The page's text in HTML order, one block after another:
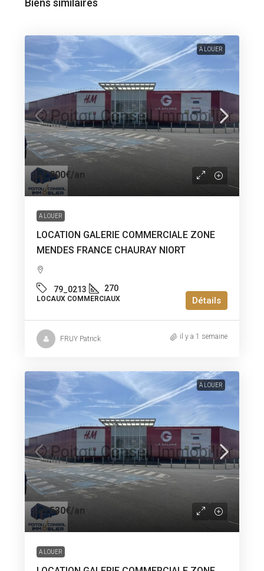
Biens similaires
A LOUER
37 800€/an
A LOUER
LOCATION GALERIE COMMERCIALE ZONE
MENDES FRANCE CHAURAY NIORT
79_0213 270
LOCAUX COMMERCIAUX Détails
FRUY Patrick il y a 1 semaine
A LOUER
39 530€/an
A LOUER